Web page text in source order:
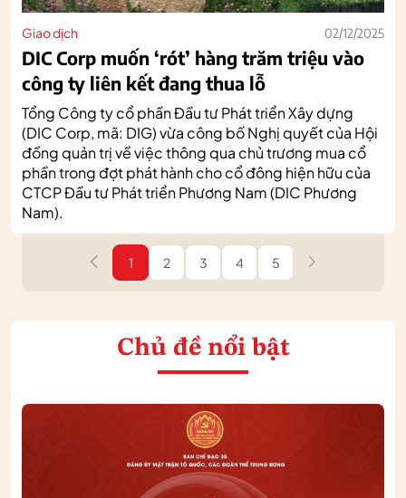
Giao dịch 02/12/2025
DIC Corp muốn ‘rót’ hàng trăm triệu vào
công ty liên kết đang thua lỗ
Tổng Công ty cổ phần Đầu tư Phát triển Xây dựng
(DIC Corp, mã: DIG) vừa công bố Nghị quyết của Hội
đồng quản trị về việc thông qua chủ trương mua cổ
phần trong đợt phát hành cho cổ đông hiện hữu của
CTCP Đầu tư Phát triển Phương Nam (DIC Phương
Nam).
1 2 3 4 5
Chủ đề nổi bật